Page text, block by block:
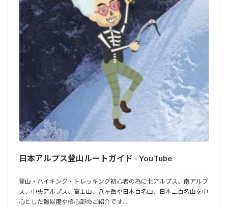
日本アルプス登山ルートガイド - YouTube
登山・ハイキング・トレッキング初心者の為に北アルプス、南アルプ
ス、中央アルプス、富士山、八ヶ岳や日本百名山、日本二百名山を中
心とした難易度や核心部のご紹介です…